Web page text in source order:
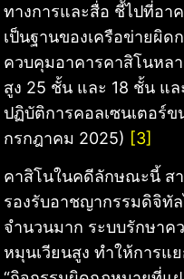
ทางการและสื่อ ชี้ไปที่อ
เป็นฐานของเครือข่ายผิ
ควบคุมอาคารคาสิโนหล
สูง 25 ชั้น และ 18 ชั้น แ
ปฏิบัติการคอลเซนเตอร์
กรกฎาคม 2025) [3]
คาสิโนในคดีลักษณะนี้ สา
รองรับอาชญากรรมดิจิทั
จำนวนมาก ระบบรักษาค
หมุนเวียนสูง ทำให้การแ